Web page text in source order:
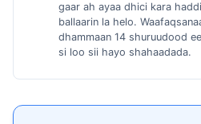
gaar ah ayaa dhici kara
ballaarin la helo.
dhammaan 14 shuruudood
si loo sii hayo shahaadada.